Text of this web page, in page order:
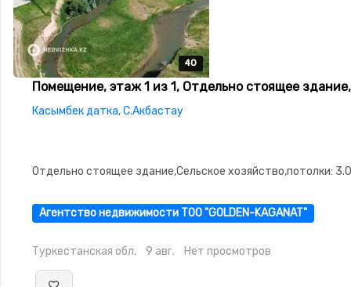
40
40
40
40
40
Помещение, этаж 1 из 1, Отдельно стоящее здание,
Касымбек датка, С.Акбастау
Отдельно стоящее здание,Сельское хозяйство,потолки: 3.0
Агентство недвижимости ТОО "GOLDEN-KAGANAT"
Туркестанская обл. 9 авг. Нет просмотров